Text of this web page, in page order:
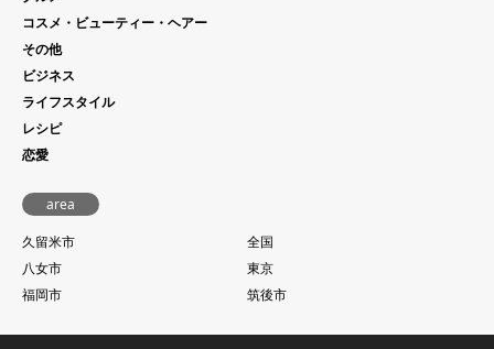
コスメ・ビューティー・ヘアー
その他
ビジネス
ライフスタイル
レシピ
恋愛
area
久留米市
全国
八女市
東京
福岡市
筑後市